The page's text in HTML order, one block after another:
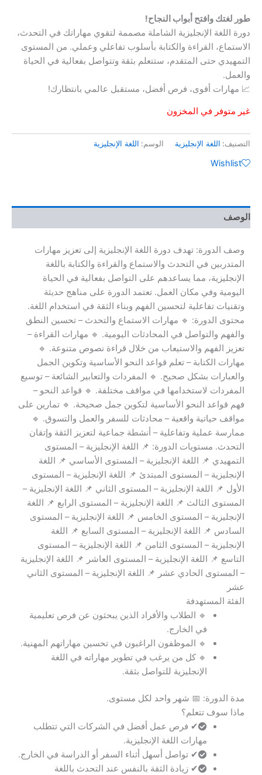
طور لغتك وافتح أبواب النجاح!
دورة اللغة الإنجليزية الشاملة مصممة لتقوي مهاراتك في التحدث،
الاستماع، القراءة والكتابة بأسلوب تفاعلي وعملي. من المستوى
التمهيدي حتى المتقدم، ستتعلم بثقة وتتواصل بفعالية في الحياة
والعمل.
📈 مهارات أقوى، فرص أفضل، مستقبل عالمي بانتظارك!
غير متوفر في المخزون
التصنيف: اللغة الإنجليزية الوسم: اللغة الإنجليزية
Wishlist
الوصف
وصف الدورة: تهدف دورة اللغة الإنجليزية إلى تعزيز مهارات
المتدربين في التحدث والاستماع والقراءة والكتابة باللغة
الإنجليزية، مما يساعدهم على التواصل بفعالية في الحياة
اليومية وفي مكان العمل. تعتمد الدورة على مناهج حديثة
وتقنيات تفاعلية لتحسين الفهم وبناء الثقة في استخدام اللغة.
محتوى الدورة: 🔹 مهارات الاستماع والتحدث – تحسين النطق
والفهم والتواصل في المحادثات اليومية. 🔹 مهارات القراءة –
تعزيز الفهم والاستيعاب من خلال قراءة نصوص متنوعة. 🔹
مهارات الكتابة – تعلم قواعد النحو الأساسية وتكوين الجمل
والعبارات بشكل صحيح. 🔹 المفردات والتعابير الشائعة – توسيع
المفردات لاستخدامها في مواقف مختلفة. 🔹 قواعد النحو –
فهم قواعد النحو الأساسية لتكوين جمل صحيحة. 🔹 تمارين على
مواقف حياتية واقعية – محادثات للسفر والعمل والتسوق. 🔹
ممارسة عملية وتفاعلية – أنشطة جماعية لتعزيز الثقة وإتقان
التحدث. مستويات الدورة: 📌 اللغة الإنجليزية – المستوى
التمهيدي 📌 اللغة الإنجليزية – المستوى الأساسي 📌 اللغة
الإنجليزية – المستوى المبتدئ 📌 اللغة الإنجليزية – المستوى
الأول 📌 اللغة الإنجليزية – المستوى الثاني 📌 اللغة الإنجليزية –
المستوى الثالث 📌 اللغة الإنجليزية – المستوى الرابع 📌 اللغة
الإنجليزية – المستوى الخامس 📌 اللغة الإنجليزية – المستوى
السادس 📌 اللغة الإنجليزية – المستوى السابع 📌 اللغة
الإنجليزية – المستوى الثامن 📌 اللغة الإنجليزية – المستوى
التاسع 📌 اللغة الإنجليزية – المستوى العاشر 📌 اللغة الإنجليزية
– المستوى الحادي عشر 📌 اللغة الإنجليزية – المستوى الثاني
عشر
الفئة المستهدفة
🔹 الطلاب والأفراد الذين يبحثون عن فرص تعليمية
في الخارج.
🔹 الموظفون الراغبون في تحسين مهاراتهم المهنية.
🔹 كل من يرغب في تطوير مهاراته في اللغة
الإنجليزية للتواصل بثقة.
مدة الدورة: 📅 شهر واحد لكل مستوى.
ماذا سوف تتعلم؟
✔ فرص عمل أفضل في الشركات التي تتطلب
مهارات اللغة الإنجليزية.
✔ تواصل أسهل أثناء السفر أو الدراسة في الخارج.
✔ زيادة الثقة بالنفس عند التحدث باللغة